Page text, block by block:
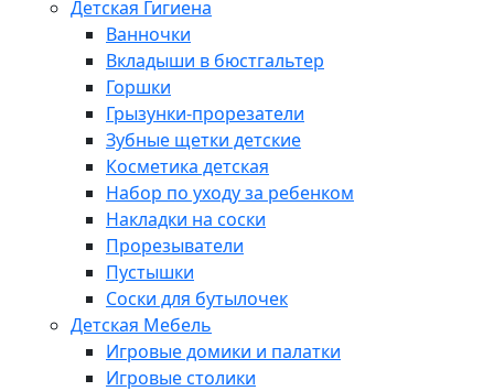
Детская Гигиена
Ванночки
Вкладыши в бюстгальтер
Горшки
Грызунки-прорезатели
Зубные щетки детские
Косметика детская
Набор по уходу за ребенком
Накладки на соски
Прорезыватели
Пустышки
Соски для бутылочек
Детская Мебель
Игровые домики и палатки
Игровые столики